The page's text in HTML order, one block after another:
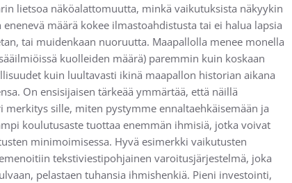
lietsoa näköalattomuutta, minkä vaikutuksista näkyykin
määrä kokee ilmastoahdistusta tai ei halua lapsia
tai muidenkaan nuoruutta. Maapallolla menee monella
kuolleiden määrä) paremmin kuin koskaan
kuin luultavasti ikinä maapallon historian aikana
On ensisijaisen tärkeää ymmärtää, että näillä
sille, miten pystymme ennaltaehkäisemään ja
koulutusaste tuottaa enemmän ihmisiä, jotka voivat
minimoimisessa. Hyvä esimerkki vaikutusten
tekstiviestipohjainen varoitusjärjestelmä, joka
pelastaen tuhansia ihmishenkiä. Pieni investointi,